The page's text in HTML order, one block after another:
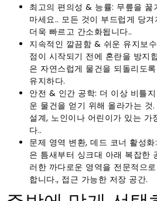
최고의 편의성 & 능률: 무릎을 꿇
마세요.. 모든 것이 부드럽게 당
더욱 빠르고 간소화됩니다..
지속적인 깔끔함 & 쉬운 유지보
점이 시작되기 전에 혼란을 방지
은 자연스럽게 물건을 되돌리도
유지하다.
안전 & 인간 공학: 더 이상 비틀
운 물건을 얻기 위해 올라가는 것
설계, 노인이나 어린이가 있는 가
다..
문제 영역 변환, 데드 코너 활성
은 틈새부터 싱크대 아래 복잡한
러한 까다로운 영역을 전문적으
합니다., 접근 가능한 저장 공간.